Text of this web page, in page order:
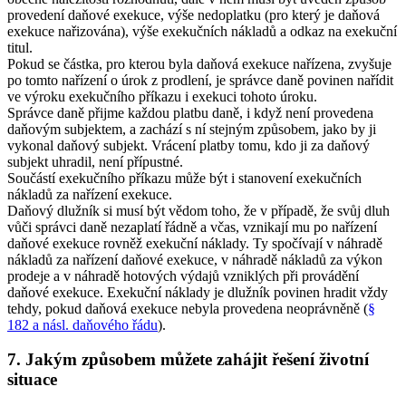
provedení daňové exekuce, výše nedoplatku (pro který je daňová
exekuce nařizována), výše exekučních nákladů a odkaz na exekuční
titul.
Pokud se částka, pro kterou byla daňová exekuce nařízena, zvyšuje
po tomto nařízení o úrok z prodlení, je správce daně povinen nařídit
ve výroku exekučního příkazu i exekuci tohoto úroku.
Správce daně přijme každou platbu daně, i když není provedena
daňovým subjektem, a zachází s ní stejným způsobem, jako by ji
vykonal daňový subjekt. Vrácení platby tomu, kdo ji za daňový
subjekt uhradil, není přípustné.
Součástí exekučního příkazu může být i stanovení exekučních
nákladů za nařízení exekuce.
Daňový dlužník si musí být vědom toho, že v případě, že svůj dluh
vůči správci daně nezaplatí řádně a včas, vznikají mu po nařízení
daňové exekuce rovněž exekuční náklady. Ty spočívají v náhradě
nákladů za nařízení daňové exekuce, v náhradě nákladů za výkon
prodeje a v náhradě hotových výdajů vzniklých při provádění
daňové exekuce. Exekuční náklady je dlužník povinen hradit vždy
tehdy, pokud daňová exekuce nebyla provedena neoprávněně (§
182 a násl. daňového řádu).
7. Jakým způsobem můžete zahájit řešení životní
situace